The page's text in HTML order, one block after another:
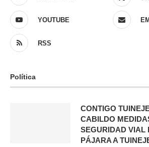
YOUTUBE
RSS
Política
CONTIGO
CABILDO
SEGURIDAD VIAL
PÁJARA A